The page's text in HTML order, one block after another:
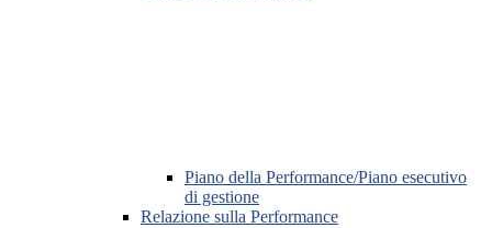
Piano della Performance/Piano esecutivo
di gestione
Relazione sulla Performance